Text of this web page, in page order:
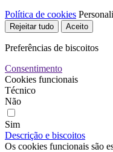
Política de cookies
Rejeitar tudo Aceito
Preferências de biscoitos
Consentimento
Cookies funcionais
Técnico
Não
Sim
Descrição e biscoitos
Os cookies funcionais são